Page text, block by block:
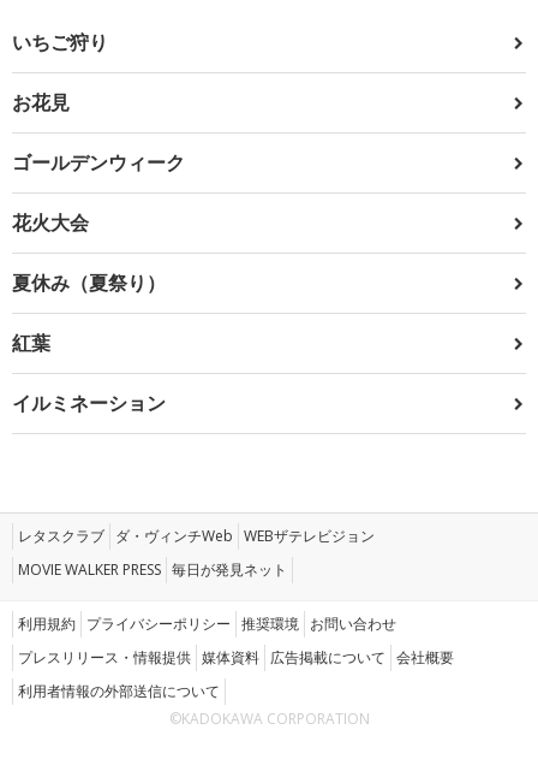
いちご狩り
お花見
ゴールデンウィーク
花火大会
夏休み（夏祭り）
紅葉
イルミネーション
レタスクラブ ダ・ヴィンチWeb WEBザテレビジョン
MOVIE WALKER PRESS 毎日が発見ネット
利用規約 プライバシーポリシー 推奨環境 お問い合わせ
プレスリリース・情報提供 媒体資料 広告掲載について 会社概要
利用者情報の外部送信について
©KADOKAWA CORPORATION